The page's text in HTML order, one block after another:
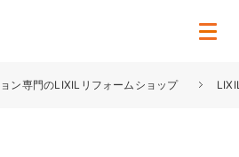
ン専門のLIXILリフォームショップ